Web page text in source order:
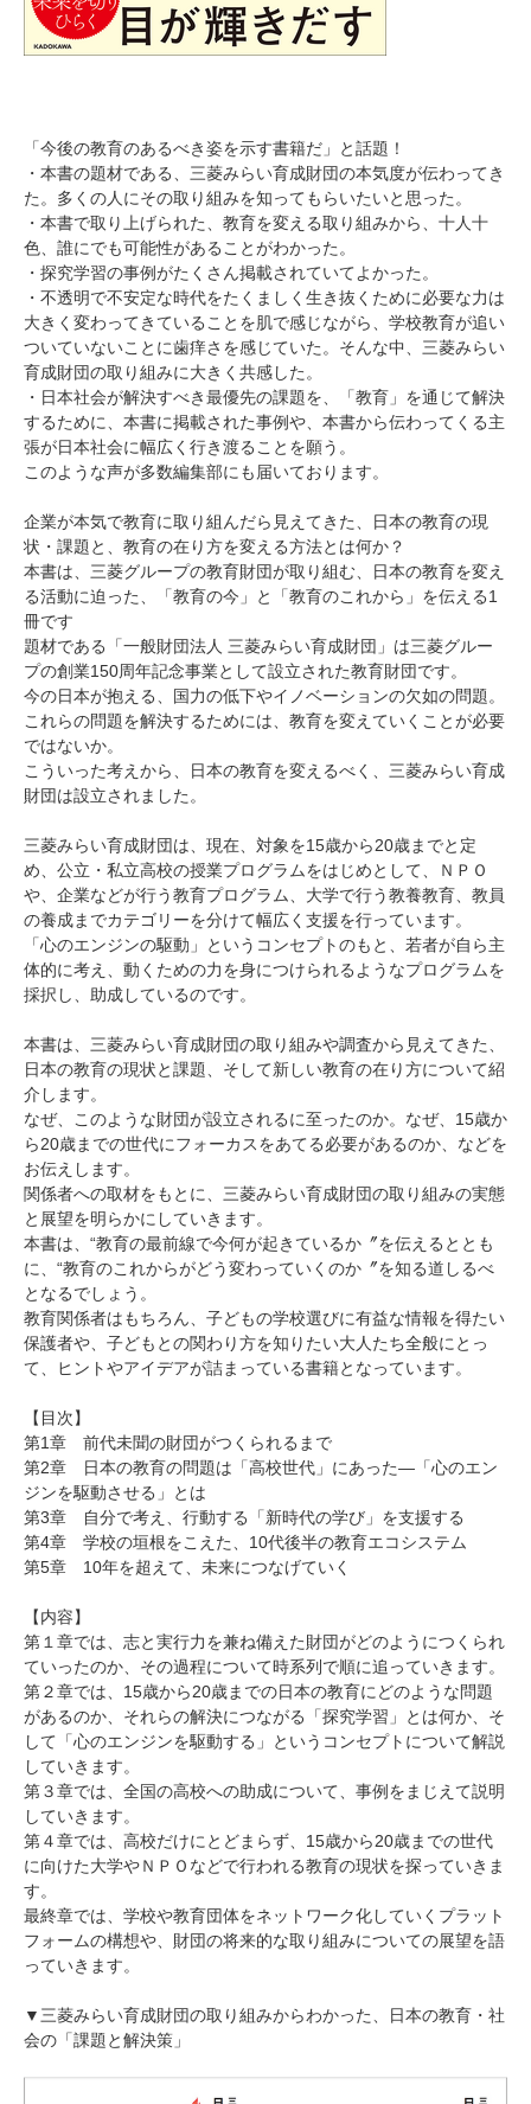
「今後の教育のあるべき姿を示す書籍だ」と話題！
・本書の題材である、三菱みらい育成財団の本気度が伝わってき
た。多くの人にその取り組みを知ってもらいたいと思った。
・本書で取り上げられた、教育を変える取り組みから、十人十
色、誰にでも可能性があることがわかった。
・探究学習の事例がたくさん掲載されていてよかった。
・不透明で不安定な時代をたくましく生き抜くために必要な力は
大きく変わってきていることを肌で感じながら、学校教育が追い
ついていないことに歯痒さを感じていた。そんな中、三菱みらい
育成財団の取り組みに大きく共感した。
・日本社会が解決すべき最優先の課題を、「教育」を通じて解決
するために、本書に掲載された事例や、本書から伝わってくる主
張が日本社会に幅広く行き渡ることを願う。
このような声が多数編集部にも届いております。
企業が本気で教育に取り組んだら見えてきた、日本の教育の現
状・課題と、教育の在り方を変える方法とは何か？
本書は、三菱グループの教育財団が取り組む、日本の教育を変え
る活動に迫った、「教育の今」と「教育のこれから」を伝える1
冊です
題材である「一般財団法人 三菱みらい育成財団」は三菱グルー
プの創業150周年記念事業として設立された教育財団です。
今の日本が抱える、国力の低下やイノベーションの欠如の問題。
これらの問題を解決するためには、教育を変えていくことが必要
ではないか。
こういった考えから、日本の教育を変えるべく、三菱みらい育成
財団は設立されました。
三菱みらい育成財団は、現在、対象を15歳から20歳までと定
め、公立・私立高校の授業プログラムをはじめとして、ＮＰＯ
や、企業などが行う教育プログラム、大学で行う教養教育、教員
の養成までカテゴリーを分けて幅広く支援を行っています。
「心のエンジンの駆動」というコンセプトのもと、若者が自ら主
体的に考え、動くための力を身につけられるようなプログラムを
採択し、助成しているのです。
本書は、三菱みらい育成財団の取り組みや調査から見えてきた、
日本の教育の現状と課題、そして新しい教育の在り方について紹
介します。
なぜ、このような財団が設立されるに至ったのか。なぜ、15歳か
ら20歳までの世代にフォーカスをあてる必要があるのか、などを
お伝えします。
関係者への取材をもとに、三菱みらい育成財団の取り組みの実態
と展望を明らかにしていきます。
本書は、“教育の最前線で今何が起きているか〞を伝えるととも
に、“教育のこれからがどう変わっていくのか〞を知る道しるべ
となるでしょう。
教育関係者はもちろん、子どもの学校選びに有益な情報を得たい
保護者や、子どもとの関わり方を知りたい大人たち全般にとっ
て、ヒントやアイデアが詰まっている書籍となっています。
【目次】
第1章 前代未聞の財団がつくられるまで
第2章 日本の教育の問題は「高校世代」にあった―「心のエン
ジンを駆動させる」とは
第3章 自分で考え、行動する「新時代の学び」を支援する
第4章 学校の垣根をこえた、10代後半の教育エコシステム
第5章 10年を超えて、未来につなげていく
【内容】
第１章では、志と実行力を兼ね備えた財団がどのようにつくられ
ていったのか、その過程について時系列で順に追っていきます。
第２章では、15歳から20歳までの日本の教育にどのような問題
があるのか、それらの解決につながる「探究学習」とは何か、そ
して「心のエンジンを駆動する」というコンセプトについて解説
していきます。
第３章では、全国の高校への助成について、事例をまじえて説明
していきます。
第４章では、高校だけにとどまらず、15歳から20歳までの世代
に向けた大学やＮＰＯなどで行われる教育の現状を探っていきま
す。
最終章では、学校や教育団体をネットワーク化していくプラット
フォームの構想や、財団の将来的な取り組みについての展望を語
っていきます。
▼三菱みらい育成財団の取り組みからわかった、日本の教育・社
会の「課題と解決策」